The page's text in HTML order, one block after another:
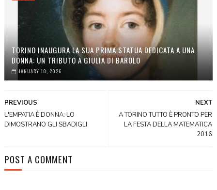
TORINO INAUGURA LA SUA PRIMA STATUA DEDICATA A UNA
DONNA: UN TRIBUTO A GIULIA DI BAROLO
JANUARY 10, 2026
NEXT
A TORINO TUTTO È PRONTO PER
LA FESTA DELLA MATEMATICA
2016
PREVIOUS
L'EMPATIA È DONNA: LO
DIMOSTRANO GLI SBADIGLI
POST A COMMENT